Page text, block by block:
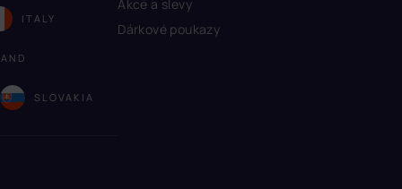
ITALY
SLOVAKIA
Akce a slevy
Dárkové poukazy